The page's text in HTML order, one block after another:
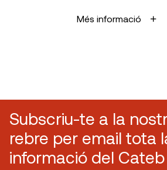
Més informació
Subscriu-te a la
rebre per email tota
informació del Cateb